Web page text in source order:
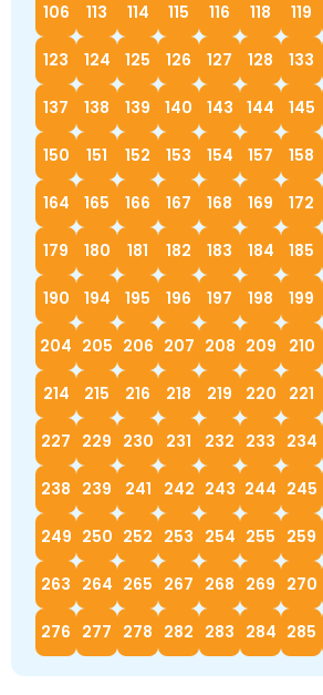
106 113 114 115 116 118 119
123 124 125 126 127 128 133
137 138 139 140 143 144 145
150 151 152 153 154 157 158
164 165 166 167 168 169 172
179 180 181 182 183 184 185
190 194 195 196 197 198 199
204 205 206 207 208 209 210
214 215 216 218 219 220 221
227 229 230 231 232 233 234
238 239 241 242 243 244 245
249 250 252 253 254 255 259
263 264 265 267 268 269 270
276 277 278 282 283 284 285